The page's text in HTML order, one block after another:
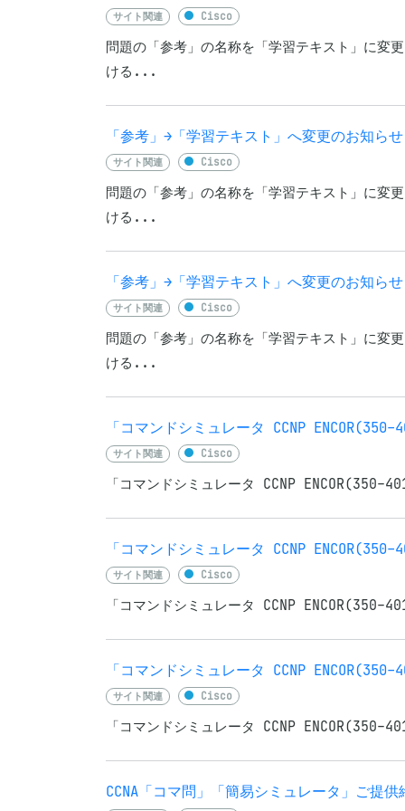
サイト関連 Cisco
問題の「参考」の名称を「学習テキスト」に変
ける...
「参考」→「学習テキスト」へ変更のお知ら
サイト関連 Cisco
問題の「参考」の名称を「学習テキスト」に変
ける...
「参考」→「学習テキスト」へ変更のお知ら
サイト関連 Cisco
問題の「参考」の名称を「学習テキスト」に変
ける...
「コマンドシミュレータ CCNP
サイト関連 Cisco
「コマンドシミュレータ CCNP
「コマンドシミュレータ CCNP
サイト関連 Cisco
「コマンドシミュレータ CCNP
「コマンドシミュレータ CCNP
サイト関連 Cisco
「コマンドシミュレータ CCNP
CCNA「コマ問」「簡易シミュレータ」ご提